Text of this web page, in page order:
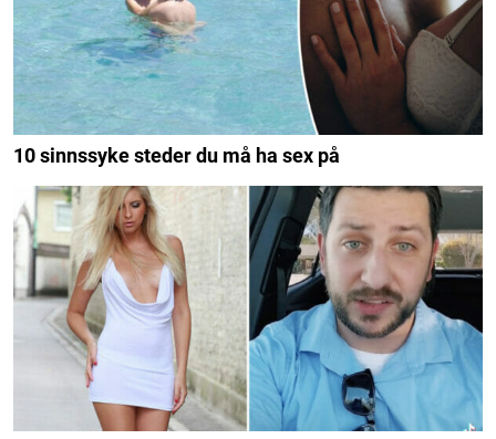
10 sinnssyke steder du må ha sex på